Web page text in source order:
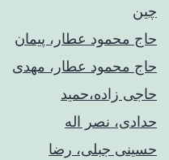
چین
حاج محمود عطار، پیمان
حاج محمود عطار، مهدی
حاجی زاده،حمید
حدادی، نصر اله
حسینی جبلی، رضا